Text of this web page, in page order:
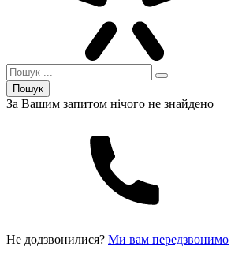
Пошук
За Вашим запитом нічого не знайдено
Не додзвонилися? Ми вам передзвонимо